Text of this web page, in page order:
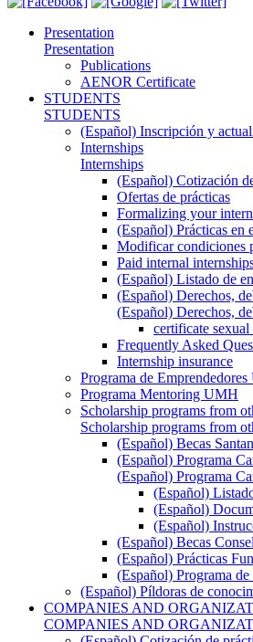
Presentation
Presentation
Publications
AENOR Certificate
STUDENTS
STUDENTS
(Español) Inscripción y
Internships
Internships
(Español) Cotización
Ofertas de prácticas
Formalizing your
(Español) Prácticas en
Modificar condiciones
Paid internal
(Español) Listado de
(Español) Derechos,
(Español) Derechos,
certificate sexual
Frequently Asked
Internship insurance
Programa de
Programa Mentoring UMH
Scholarship programs from
Scholarship programs from
(Español) Becas
(Español) Programa
(Español) Programa
(Español)
(Español)
(Español)
(Español) Becas
(Español) Prácticas
(Español) Programa
(Español) Píldoras de
COMPANIES AND
COMPANIES AND